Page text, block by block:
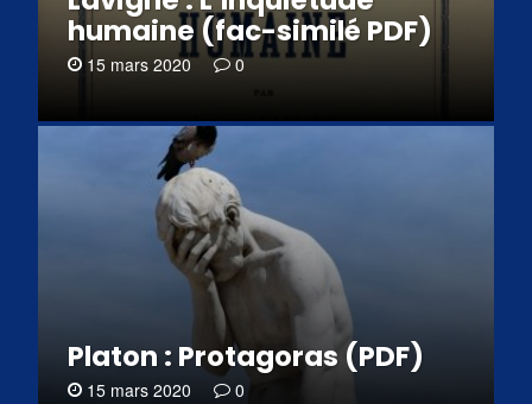
humaine (fac-similé PDF)
15 mars 2020 0
Platon : Protagoras (PDF)
15 mars 2020 0